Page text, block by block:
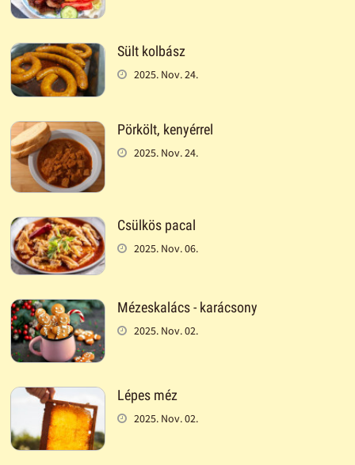
Sült kolbász
2025. Nov. 24.
Pörkölt, kenyérrel
2025. Nov. 24.
Csülkös pacal
2025. Nov. 06.
Mézeskalács - karácsony
2025. Nov. 02.
Lépes méz
2025. Nov. 02.